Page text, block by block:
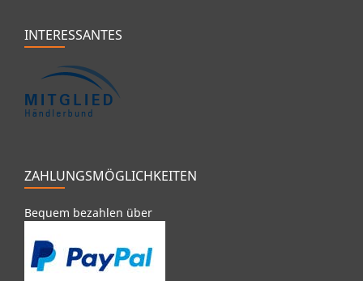
INTERESSANTES
ZAHLUNGSMÖGLICHKEITEN
Bequem bezahlen über